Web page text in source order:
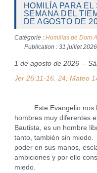
HOMILÍA PARA
SEMANA DEL
DE AGOSTO DE
Catégorie : Homilías de Dom
Publication : 31 juillet 2026
1 de agosto de 2026 --
Jer 26:11-16. 24; Mateo
Este Evangelio nos
hombres muy diferentes
Bautista, es un hombre
tanto, también sin
poder en sus manos,
ambiciones y por ello
miedo.